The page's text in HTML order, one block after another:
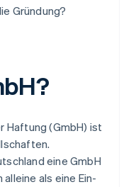
Gründung?
Haftung (GmbH) ist
eine GmbH
als eine Ein-